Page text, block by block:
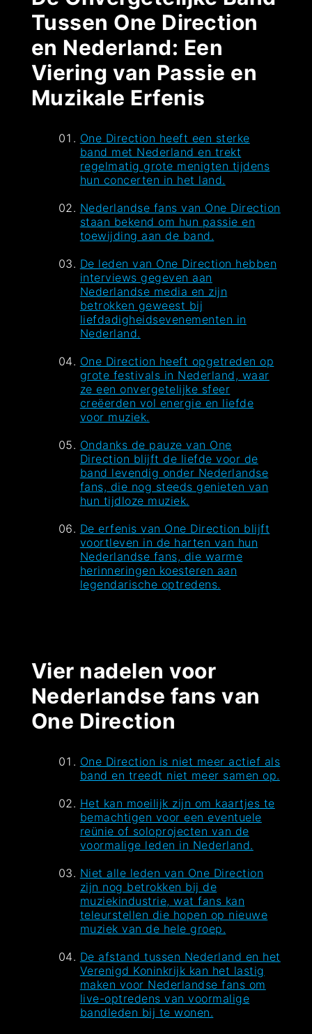
Tussen One Direction
en Nederland: Een
Viering van Passie en
Muzikale Erfenis
One Direction heeft een sterke
band met Nederland en trekt
regelmatig grote menigten tijdens
hun concerten in het land.
Nederlandse fans van One Direction
staan bekend om hun passie en
toewijding aan de band.
De leden van One Direction hebben
interviews gegeven aan
Nederlandse media en zijn
betrokken geweest bij
liefdadigheidsevenementen in
Nederland.
One Direction heeft opgetreden op
grote festivals in Nederland, waar
ze een onvergetelijke sfeer
creëerden vol energie en liefde
voor muziek.
Ondanks de pauze van One
Direction blijft de liefde voor de
band levendig onder Nederlandse
fans, die nog steeds genieten van
hun tijdloze muziek.
De erfenis van One Direction blijft
voortleven in de harten van hun
Nederlandse fans, die warme
herinneringen koesteren aan
legendarische optredens.
Vier nadelen voor
Nederlandse fans van
One Direction
One Direction is niet meer actief als
band en treedt niet meer samen op.
Het kan moeilijk zijn om kaartjes te
bemachtigen voor een eventuele
reünie of soloprojecten van de
voormalige leden in Nederland.
Niet alle leden van One Direction
zijn nog betrokken bij de
muziekindustrie, wat fans kan
teleurstellen die hopen op nieuwe
muziek van de hele groep.
De afstand tussen Nederland en het
Verenigd Koninkrijk kan het lastig
maken voor Nederlandse fans om
live-optredens van voormalige
bandleden bij te wonen.